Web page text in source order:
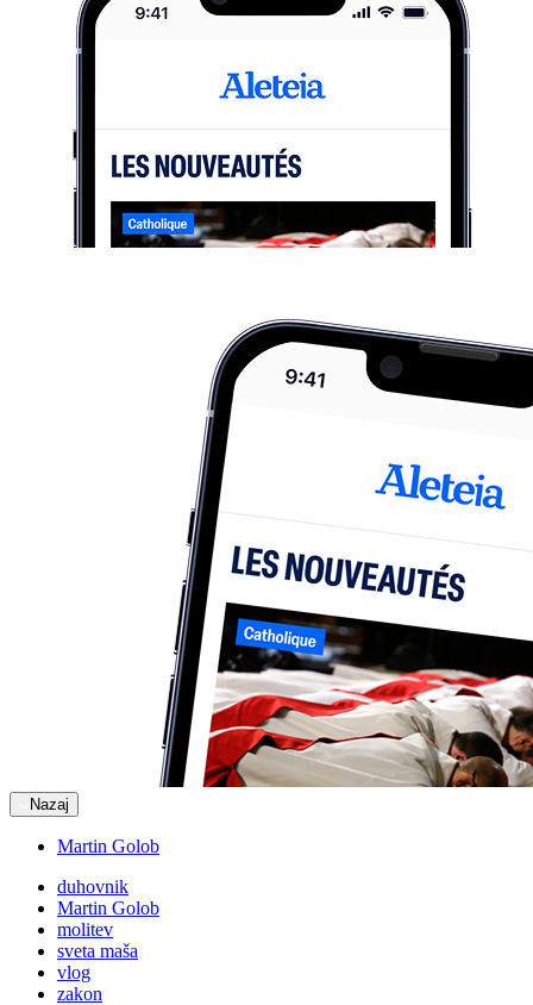
Nazaj
Martin Golob
duhovnik
Martin Golob
molitev
sveta maša
vlog
zakon